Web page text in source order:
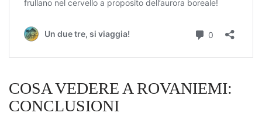
COSA VEDERE A ROVANIEMI:
CONCLUSIONI